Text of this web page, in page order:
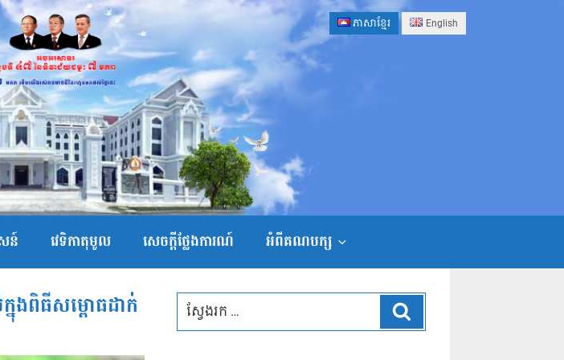
ភាសាខ្មែរ English
ន៍ វេទិកាតុមូល សេចក្ដីថ្លែងការណ៍ អំពីគណបក្ស
ងពិធីសម្ពោធដាក់